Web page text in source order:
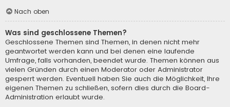
Nach oben
Was sind geschlossene Themen?
Geschlossene Themen sind Themen, in denen nicht mehr
geantwortet werden kann und bei denen eine laufende
Umfrage, falls vorhanden, beendet wurde. Themen können aus
vielen Gründen durch einen Moderator oder Administrator
gesperrt werden. Eventuell haben Sie auch die Möglichkeit, Ihre
eigenen Themen zu schließen, sofern dies durch die Board-
Administration erlaubt wurde.